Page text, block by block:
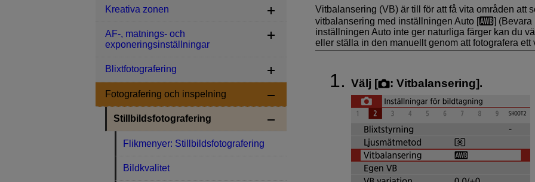
Vitbalansering (VB) är till för att få vita områden att
vitbalansering med inställningen Auto [
] (Bevara
inställningen Auto inte ger naturliga färger kan du
eller ställa in den manuellt genom att fotografera ett
Välj [ : Vitbalansering].
Kreativa zonen
AF-, matnings- och
exponeringsinställningar
Blixtfotografering
Fotografering och inspelning
Stillbildsfotografering
Flikmenyer: Stillbildsfotografering
Bildkvalitet